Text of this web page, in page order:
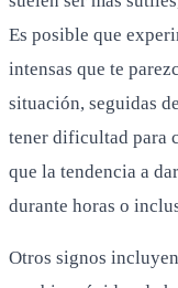
Es posible que
intensas que te
situación, seguidas
tener dificultad para
que la tendencia a
durante horas o
Otros signos